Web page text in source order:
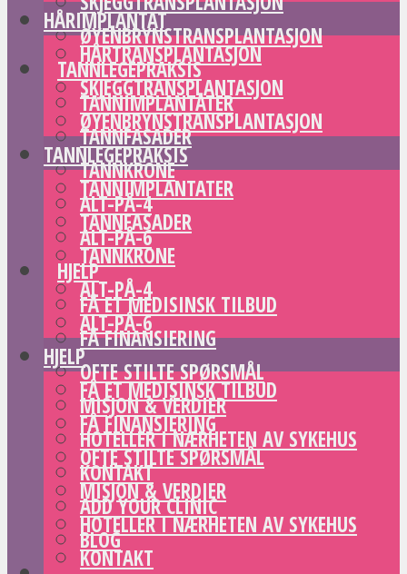
ØYENBRYNSTRANSPLANTASJON
TANNLEGEPRAKSIS
TANNIMPLANTATER
TANNFASADER
TANNKRONE
ALT-PÅ-4
ALT-PÅ-6
HJELP
FÅ ET MEDISINSK TILBUD
FÅ FINANSIERING
OFTE STILTE SPØRSMÅL
MISJON & VERDIER
HOTELLER I NÆRHETEN AV SYKEHUS
KONTAKT
ADD YOUR CLINIC
BLOG
HÅRIMPLANTAT
HÅRTRANSPLANTASJON
SKJEGGTRANSPLANTASJON
ØYENBRYNSTRANSPLANTASJON
TANNLEGEPRAKSIS
TANNIMPLANTATER
TANNFASADER
TANNKRONE
ALT-PÅ-4
ALT-PÅ-6
HJELP
FÅ ET MEDISINSK TILBUD
FÅ FINANSIERING
OFTE STILTE SPØRSMÅL
MISJON & VERDIER
HOTELLER I NÆRHETEN AV SYKEHUS
KONTAKT